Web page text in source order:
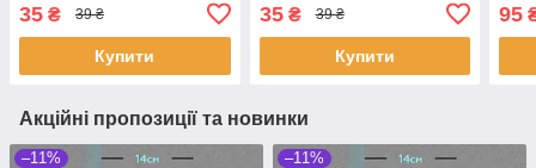
35 ₴ 39 ₴
Купити
35₴ 39 ₴
Купити
95
Акційні пропозиції та новинки
–11% –11%